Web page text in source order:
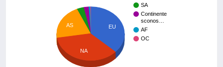
SA
Continente
sconos…
AF
OC
EU
AS
NA